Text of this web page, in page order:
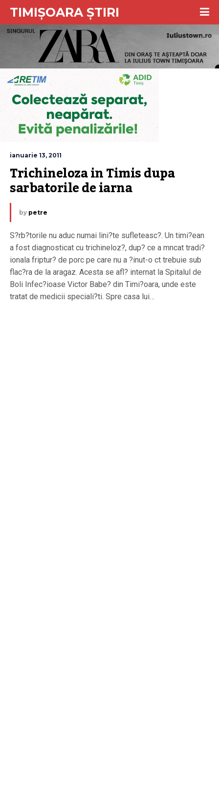
TIMIȘOARA ȘTIRI
ianuarie 13, 2011
Trichineloza in Timis dupa
sarbatorile de iarna
by petre
S?rb?torile nu aduc numai lini?te sufleteasc?. Un timi?ean
a fost diagnosticat cu trichineloz?, dup? ce a mncat tradi?
ionala friptur? de porc pe care nu a ?inut-o ct trebuie sub
flac?ra de la aragaz. Acesta se afl? internat la Spitalul de
Boli Infec?ioase Victor Babe? din Timi?oara, unde este
tratat de medicii speciali?ti. Spre casa lui…